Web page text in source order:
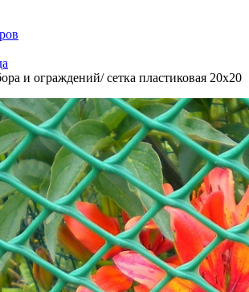
и ограждений/ сетка пластиковая 20х20